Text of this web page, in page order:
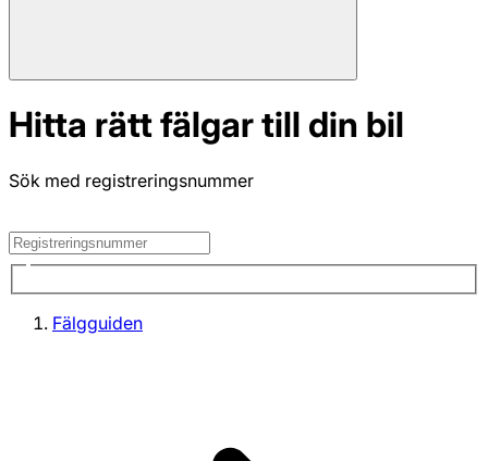
Hitta rätt fälgar till din bil
Sök med registreringsnummer
Fälgguiden